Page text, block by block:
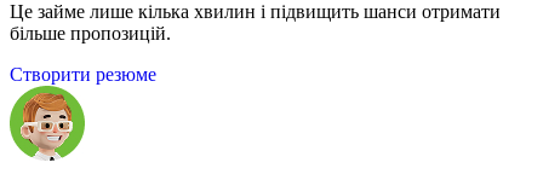
Це займе лише кілька хвилин і підвищить шанси отримати
більше пропозицій.
Створити резюме